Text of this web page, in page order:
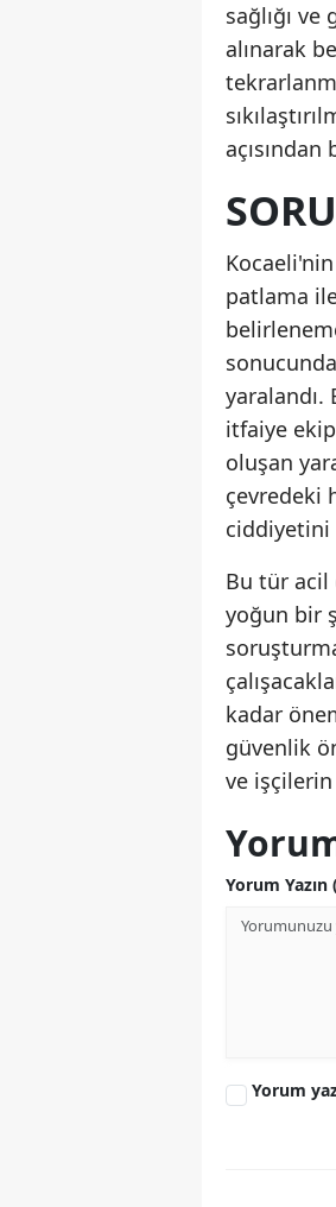
sağlığı
alınarak
patlama
itfaiye
oluşan
çevredeki
Bu tür acil
yoğun bir
kadar
güvenlik
ve işçilerin
Yorum
Yorum